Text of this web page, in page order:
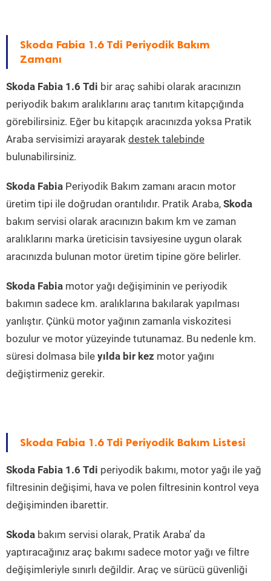
Skoda Fabia 1.6 Tdi Periyodik Bakım
Zamanı
Skoda Fabia 1.6 Tdi bir araç sahibi olarak aracınızın
periyodik bakım aralıklarını araç tanıtım kitapçığında
görebilirsiniz. Eğer bu kitapçık aracınızda yoksa Pratik
Araba servisimizi arayarak destek talebinde
bulunabilirsiniz.
Skoda Fabia Periyodik Bakım zamanı aracın motor
üretim tipi ile doğrudan orantılıdır. Pratik Araba, Skoda
bakım servisi olarak aracınızın bakım km ve zaman
aralıklarını marka üreticisin tavsiyesine uygun olarak
aracınızda bulunan motor üretim tipine göre belirler.
Skoda Fabia motor yağı değişiminin ve periyodik
bakımın sadece km. aralıklarına bakılarak yapılması
yanlıştır. Çünkü motor yağının zamanla viskozitesi
bozulur ve motor yüzeyinde tutunamaz. Bu nedenle km.
süresi dolmasa bile yılda bir kez motor yağını
değiştirmeniz gerekir.
Skoda Fabia 1.6 Tdi Periyodik Bakım Listesi
Skoda Fabia 1.6 Tdi periyodik bakımı, motor yağı ile yağ
filtresinin değişimi, hava ve polen filtresinin kontrol veya
değişiminden ibarettir.
Skoda bakım servisi olarak, Pratik Araba’ da
yaptıracağınız araç bakımı sadece motor yağı ve filtre
değişimleriyle sınırlı değildir. Araç ve sürücü güvenliği